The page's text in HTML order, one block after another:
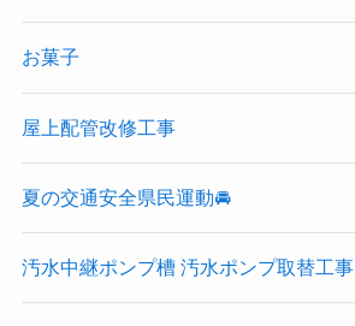
お菓子
屋上配管改修工事
夏の交通安全県民運動🚘
汚水中継ポンプ槽 汚水ポンプ取替工事